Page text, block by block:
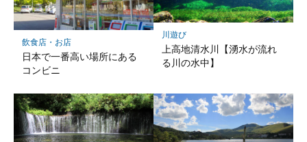
飲食店・お店
日本で一番高い場所にある
コンビニ
川遊び
上高地清水川【湧水が流れ
る川の水中】